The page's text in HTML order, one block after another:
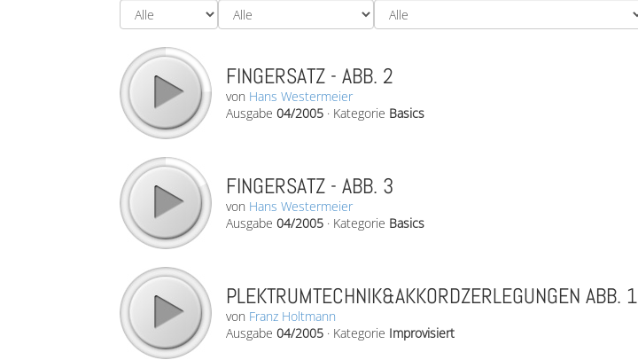
FINGERSATZ - ABB. 2
von Hans Westermeier
Ausgabe 04/2005 · Kategorie Basics
FINGERSATZ - ABB. 3
von Hans Westermeier
Ausgabe 04/2005 · Kategorie Basics
PLEKTRUMTECHNIK&AKKORDZERLEGUNGEN ABB. 1
von Franz Holtmann
Ausgabe 04/2005 · Kategorie Improvisiert